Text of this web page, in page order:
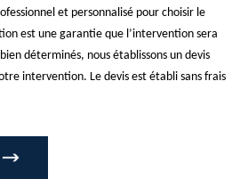
et personnalisé pour choisir le
est une garantie que l’intervention sera
déterminés, nous établissons un devis
intervention. Le devis est établi sans frais